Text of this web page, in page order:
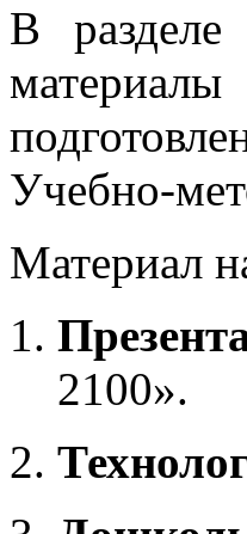
В разделе
Учебно-
Материал
2100».